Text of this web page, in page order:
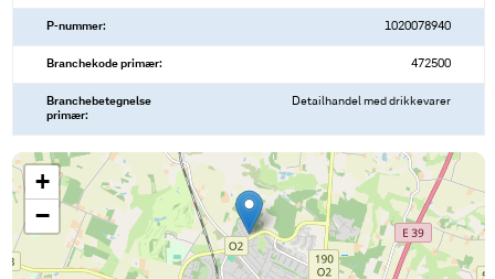
P-nummer: 1020078940
Branchekode primær: 472500
Branchebetegnelse
primær:
Detailhandel med drikkevarer
+
−